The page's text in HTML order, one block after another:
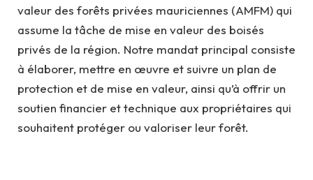
valeur des forêts privées mauriciennes (AMFM) qui
assume la tâche de mise en valeur des boisés
privés de la région. Notre mandat principal consiste
à élaborer, mettre en œuvre et suivre un plan de
protection et de mise en valeur, ainsi qu’à offrir un
soutien financier et technique aux propriétaires qui
souhaitent protéger ou valoriser leur forêt.